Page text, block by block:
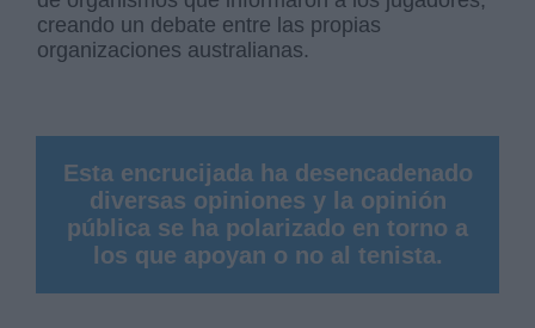
creando un debate entre las propias
organizaciones australianas.
Esta encrucijada ha desencadenado
diversas opiniones y la opinión
pública se ha polarizado en torno a
los que apoyan o no al tenista.